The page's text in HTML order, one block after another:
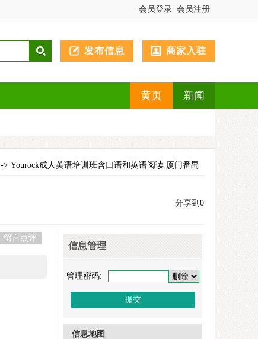
会员登录 会员注册
发布信息 商家入驻
新闻
黄页
-> Yourock成人英语培训班含口语和英语阅读 厦门番禺
分享到 0
留言点评
信息管理
管理密码:
信息地图